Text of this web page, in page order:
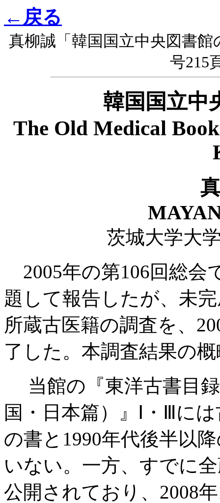
←戻る
真柳誠「韓国国立中央図書館
号215
韓国国立中
The Old Medical
茨城大学大
2005年の第106回総会
題して報告したが、未
所蔵古医籍の調査を、
了した。本調査結果の
当館の『東洋古書目
国・日本篇）』Ⅰ・Ⅲに
の書と1990年代後半以
いない。一方、すでに
公開されており、2008